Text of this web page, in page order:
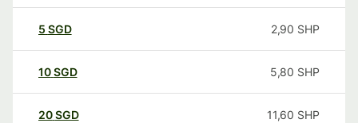
5 SGD 2,90 SHP
10SGD 5,80 SHP
20SGD 11,60 SHP